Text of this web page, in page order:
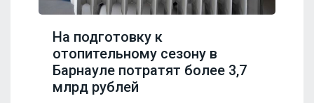
На подготовку к
отопительному сезону в
Барнауле потратят более 3,7
млрд рублей